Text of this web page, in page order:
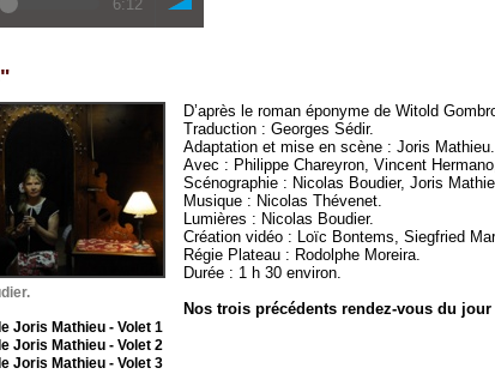
6:12
D’après le roman éponyme de Witold
Traduction : Georges Sédir.
Adaptation et mise en scène : Joris Mathieu.
Avec : Philippe Chareyron, Vincent
Scénographie : Nicolas Boudier, Joris
Musique : Nicolas Thévenet.
Lumières : Nicolas Boudier.
Création vidéo : Loïc Bontems, Siegfried
Régie Plateau : Rodolphe Moreira.
Durée : 1 h 30 environ.
Nos trois précédents rendez-vous du
Joris Mathieu - Volet 1
Joris Mathieu - Volet 2
Joris Mathieu - Volet 3